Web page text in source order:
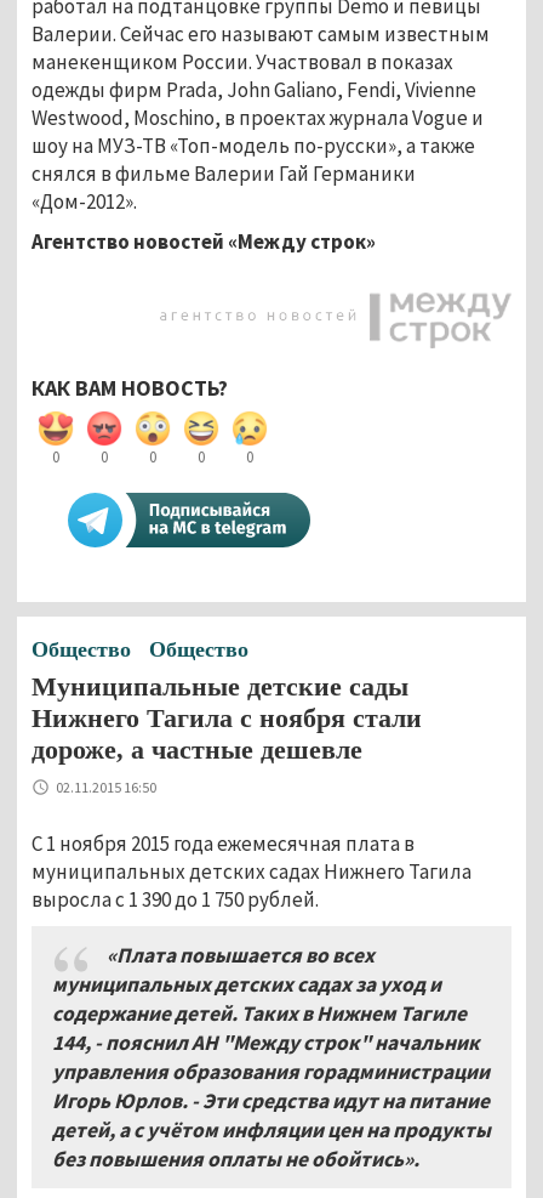
работал на подтанцовке группы Demo и певицы
Валерии. Сейчас его называют самым известным
манекенщиком России. Участвовал в показах
одежды фирм Prada, John Galiano, Fendi, Vivienne
Westwood, Moschino, в проектах журнала Vogue и
шоу на МУЗ-ТВ «Топ-модель по-русски», а также
снялся в фильме Валерии Гай Германики
«Дом-2012».
Агентство новостей «Между строк»
КАК ВАМ НОВОСТЬ?
0 0 0 0 0
Общество Общество
Муниципальные детские сады
Нижнего Тагила с ноября стали
дороже, а частные дешевле
02.11.2015 16:50
С 1 ноября 2015 года ежемесячная плата в
муниципальных детских садах Нижнего Тагила
выросла с 1 390 до 1 750 рублей.
«Плата повышается во всех
муниципальных детских садах за уход и
содержание детей. Таких в Нижнем Тагиле
144, - пояснил АН "Между строк" начальник
управления образования горадминистрации
Игорь Юрлов. - Эти средства идут на питание
детей, а с учётом инфляции цен на продукты
без повышения оплаты не обойтись».